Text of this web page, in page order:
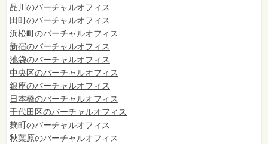
品川のバーチャルオフィス
田町のバーチャルオフィス
浜松町のバーチャルオフィス
新宿のバーチャルオフィス
池袋のバーチャルオフィス
中央区のバーチャルオフィス
銀座のバーチャルオフィス
日本橋のバーチャルオフィス
千代田区のバーチャルオフィス
麹町のバーチャルオフィス
秋葉原のバーチャルオフィス